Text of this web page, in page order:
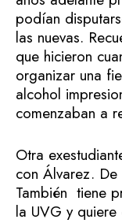
podían
las nuevas.
que hicieron
organizar una
alcohol
comenzaban a
Otra
con Álvarez. De
También tiene
la UVG y quiere